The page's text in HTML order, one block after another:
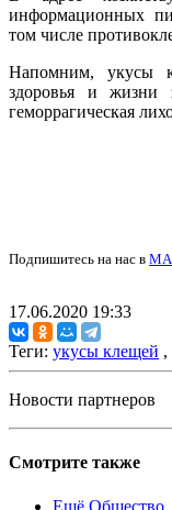
информационных
том числе
Напомним, укусы
здоровья и жизни
геморрагическая
Подпишитесь на нас в
17.06.2020 19:33
Теги: укусы клещей ,
Новости партнеров
Смотрите также
Ещё Общество